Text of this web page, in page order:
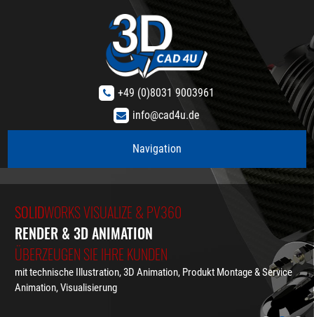
+49 (0)8031 9003961
info@cad4u.de
Navigation
SOLIDWORKS KONSTRUKTION
3D CAD DIENSTLEISTUNGEN
WIR SIND DIE RICHTIGEN FÜR:
SOLIDWORKS VISUALIZE & PV360
RENDER & 3D ANIMATION
ÜBERZEUGEN SIE IHRE KUNDEN
mit technische Illustration, 3D Animation, Produkt Montage & Service
Animation, Visualisierung
PROJEKTMANAGEMENT
VOM KONZEPT BIS ZUR SERIE
MEHR ALS 20 JAHRE
Projektmanagement Erfahrung, im Innland und Asienstehen Ihnen zur
Verfügung!